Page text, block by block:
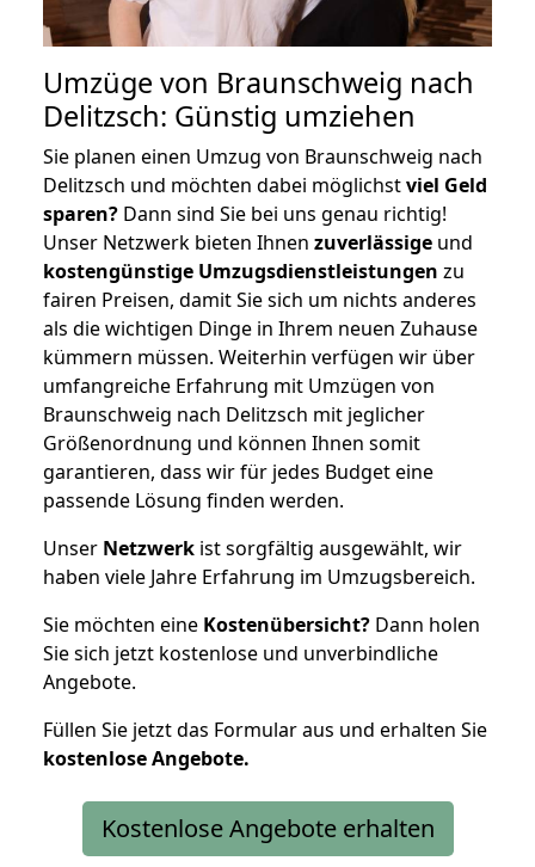
Umzüge von Braunschweig nach
Delitzsch: Günstig umziehen
Sie planen einen Umzug von Braunschweig nach
Delitzsch und möchten dabei möglichstviel Geld
sparen? Dann sind Sie bei uns genau richtig!
Unser Netzwerk bieten Ihnen zuverlässige und
kostengünstige Umzugsdienstleistungen zu
fairen Preisen, damit Sie sich um nichts anderes
als die wichtigen Dinge in Ihrem neuen Zuhause
kümmern müssen. Weiterhin verfügen wir über
umfangreiche Erfahrung mit Umzügen von
Braunschweig nach Delitzsch mit jeglicher
Größenordnung und können Ihnen somit
garantieren, dass wir für jedes Budget eine
passende Lösung finden werden.
Unser Netzwerk ist sorgfältig ausgewählt, wir
haben viele Jahre Erfahrung im Umzugsbereich.
Sie möchten eine Kostenübersicht? Dann holen
Sie sich jetzt kostenlose und unverbindliche
Angebote.
Füllen Sie jetzt das Formular aus und erhalten Sie
kostenloseAngebote.
Kostenlose Angebote erhalten